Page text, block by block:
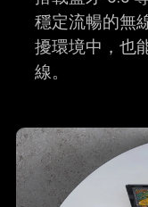
穩定流暢的無
擾環境中，也
線。